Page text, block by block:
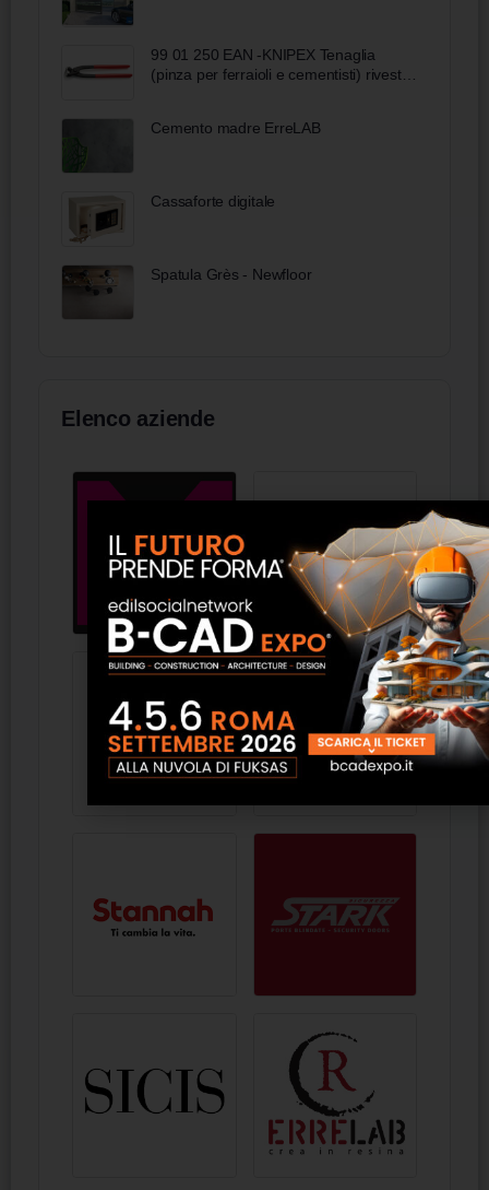
99 01 250 EAN -KNIPEX Tenaglia
(pinza per ferraioli e cementisti) rivestiti
Cemento madre ErreLAB
Cassaforte digitale
Spatula Grès - Newfloor
Elenco aziende